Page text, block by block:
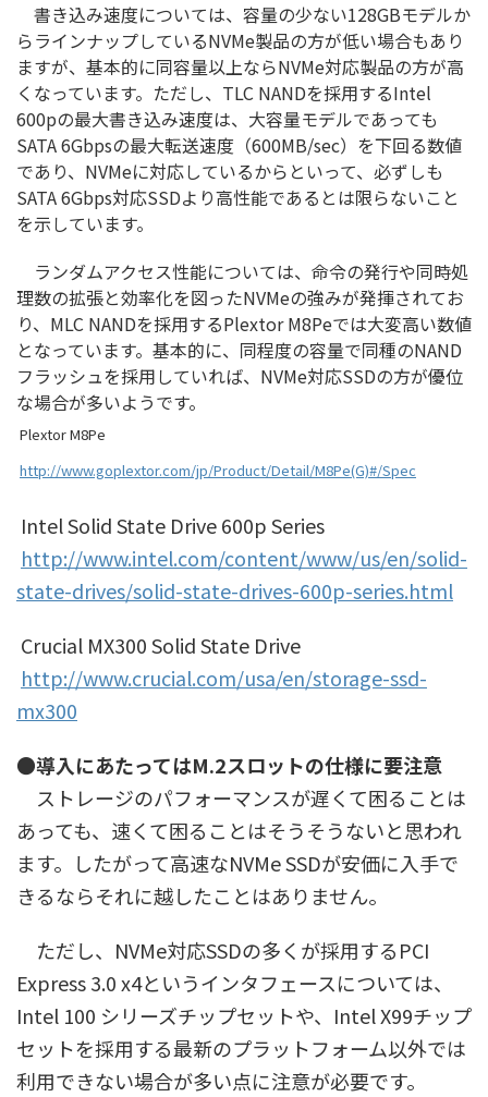
書き込み速度については、容量の少ない128GBモデルか
らラインナップしているNVMe製品の方が低い場合もあり
ますが、基本的に同容量以上ならNVMe対応製品の方が高
くなっています。ただし、TLC NANDを採用するIntel
600pの最大書き込み速度は、大容量モデルであっても
SATA 6Gbpsの最大転送速度（600MB/sec）を下回る数値
であり、NVMeに対応しているからといって、必ずしも
SATA 6Gbps対応SSDより高性能であるとは限らないこと
を示しています。
ランダムアクセス性能については、命令の発行や同時処
理数の拡張と効率化を図ったNVMeの強みが発揮されてお
り、MLC NANDを採用するPlextor M8Peでは大変高い数値
となっています。基本的に、同程度の容量で同種のNAND
フラッシュを採用していれば、NVMe対応SSDの方が優位
な場合が多いようです。
Plextor M8Pe
http://www.goplextor.com/jp/Product/Detail/M8Pe(G)#/Spec
Intel Solid State Drive 600p Series
http://www.intel.com/content/www/us/en/solid-
state-drives/solid-state-drives-600p-series.html
Crucial MX300 Solid State Drive
http://www.crucial.com/usa/en/storage-ssd-
mx300
●導入にあたってはM.2スロットの仕様に要注意
ストレージのパフォーマンスが遅くて困ることは
あっても、速くて困ることはそうそうないと思われ
ます。したがって高速なNVMe SSDが安価に入手で
きるならそれに越したことはありません。
ただし、NVMe対応SSDの多くが採用するPCI
Express 3.0 x4というインタフェースについては、
Intel 100 シリーズチップセットや、Intel X99チップ
セットを採用する最新のプラットフォーム以外では
利用できない場合が多い点に注意が必要です。